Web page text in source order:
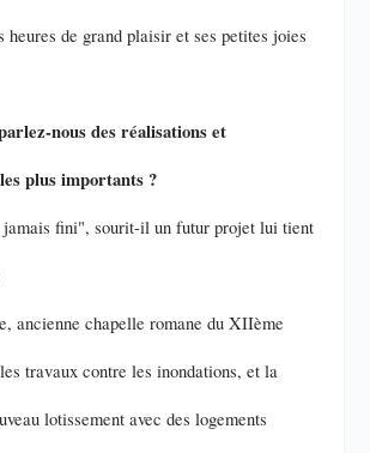
heures de grand plaisir et ses petites joies
nous des réalisations et
plus importants ?
jamais fini", sourit-il un futur projet lui tient
ancienne chapelle romane du XIIème
travaux contre les inondations, et la
lotissement avec des logements